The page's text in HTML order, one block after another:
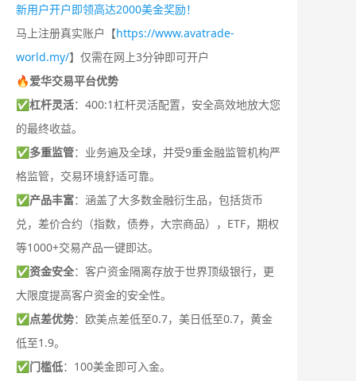
新用户开户即领高达2000美金奖励！
马上注册真实账户【https://www.avatrade-
world.my/】仅需在网上3分钟即可开户
🔥爱华交易平台优势
✅杠杆灵活：400:1杠杆灵活配置，安全高效地放大您
的最终收益。
✅多重监管：业务遍及全球，并受9重金融监管机构严
格监管，交易环境舒适可靠。
✅产品丰富：涵盖了大多数金融衍生品，包括货币
兑，差价合约（指数，债券，大宗商品），ETF，期权
等1000+交易产品一键即达。
✅资金安全：客户资金隔离存放于世界顶级银行，更
大限度提高客户资金的安全性。
✅点差优势：欧美点差低至0.7，美日低至0.7，黄金
低至1.9。
✅门槛低：100美金即可入金。